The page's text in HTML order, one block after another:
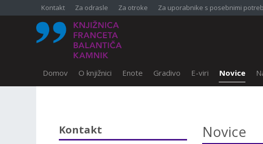
Kontakt Za odrasle Za otroke Za uporabnike s posebnimi
Domov O knjižnici Enote Gradivo E-viri Novice
Novice
Kontakt